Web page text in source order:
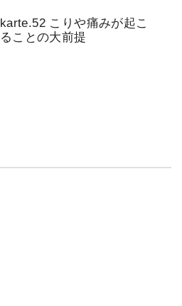
karte.52 こりや痛みが起こ
ることの大前提